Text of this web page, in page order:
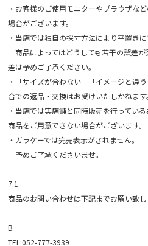
・お客様のご使用モニターやブラウザな
場合がございます。
・当店では独自の採寸方法により平置きに
商品によってはどうしても若干の誤差
差は予めご了承ください。
・「サイズが合わない」「イメージと違
合での返品・交換はお受けいたしかねます。
・当店では実店舗と同時販売を行ってい
商品をご用意できない場合がございます。
・ガラケーでは完売表示がされません。
予めご了承くださいませ。
7.1
商品のお問い合わせは下記までお願い致し
B
TEL:052-777-3939